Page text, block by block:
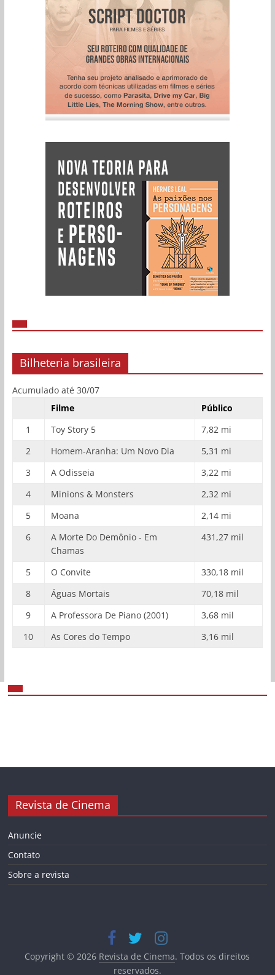
Bilheteria brasileira
Acumulado até 30/07
Filme
Público
1
Toy Story 5
7,82 mi
2
Homem-Aranha: Um Novo Dia
5,31 mi
3
A Odisseia
3,22 mi
4
Minions & Monsters
2,32 mi
5
Moana
2,14 mi
6
A Morte Do Demônio - Em
Chamas
431,27 mil
5 O Convite
330,18 mil
8
Águas Mortais
70,18 mil
9
A Professora De Piano (2001)
3,68 mil
10
As Cores do Tempo 3,16 mil
Revista de Cinema
Anuncie
Contato
Sobre a revista
Copyright © 2026 Revista de Cinema. Todos os direitos
reservados.